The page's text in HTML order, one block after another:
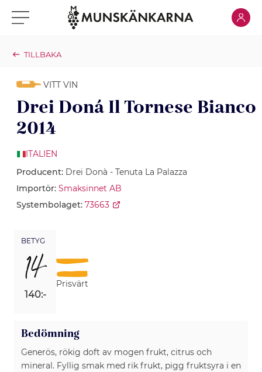
Klicka för meny Klicka
TILLBAKA
VITT VIN
Drei Doná Il Tornese Bianco
2014
ITALIEN
Producent: Drei Donà - Tenuta La Palazza
Importör: Smaksinnet AB
Systembolaget: 73663
BETYG
14
140:-
Prisvärt
Bedömning
Generös, rökig doft av mogen frukt, citrus och
mineral. Fyllig smak med rik frukt, pigg fruktsyra i en